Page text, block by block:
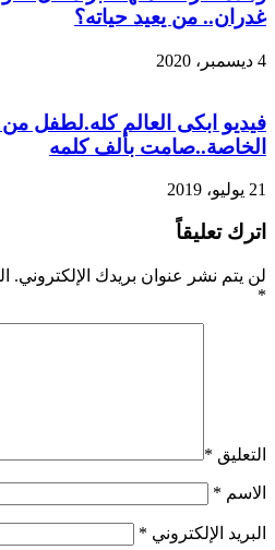
غدران.. من يعيد حياته؟
4 ديسمبر، 2020
فيديو ابكى العالم كله.لطفل
الخاصة..صامت بألف كلمه
21 يوليو، 2019
اترك تعليقاً
لن يتم نشر عنوان بريدك الإلكتروني.
*
التعليق *
الاسم *
البريد الإلكتروني *